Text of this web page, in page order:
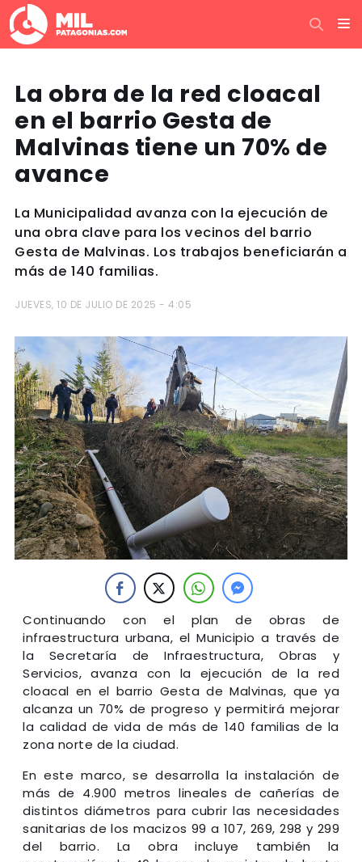
La obra de la red cloacal
en el barrio Gesta de
Malvinas tiene un 70% de
avance
La Municipalidad avanza con la ejecución de
una obra clave para los vecinos del barrio
Gesta de Malvinas. Los trabajos beneficiarán a
más de 140 familias.
JUEVES, 10 DE JULIO DE 2025 - 4:05
Continuando con el plan de obras de
infraestructura urbana, el Municipio a través de
la Secretaría de Infraestructura, Obras y
Servicios, avanza con la ejecución de la red
cloacal en el barrio Gesta de Malvinas, que ya
alcanza un 70% de progreso y permitirá mejorar
la calidad de vida de más de 140 familias de la
zona norte de la ciudad.
En este marco, se desarrolla la instalación de
más de 4.900 metros lineales de cañerías de
distintos diámetros para cubrir las necesidades
sanitarias de los macizos 99 a 107, 269, 298 y 299
del barrio. La obra incluye también la